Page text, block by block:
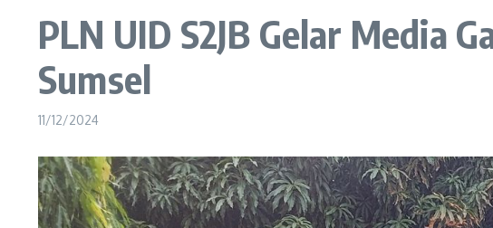
PLN UID S2JB Gelar Media
Sumsel
11/12/2024